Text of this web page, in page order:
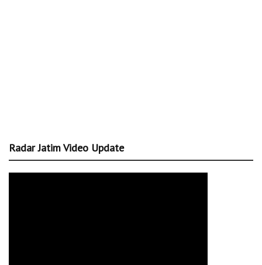
Radar Jatim Video Update